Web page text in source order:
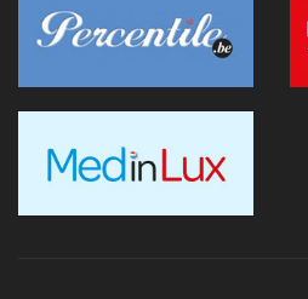
La Commission européenne
déploiement de l'IA dans les soins
28 juin 2026 - 13:40
dentistes sans suppléments BIM